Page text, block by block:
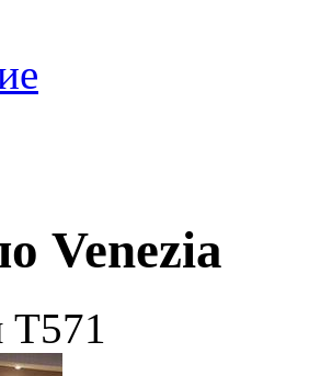
Venezia
T571